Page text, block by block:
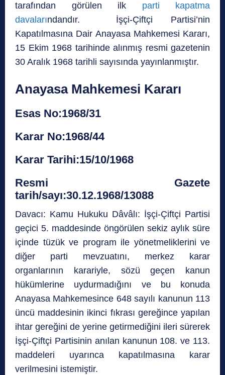
tarafından görülen ilk parti kapatma
davalarındandır. İşçi-Çiftçi Partisi’nin
Kapatılmasına Dair Anayasa Mahkemesi Kararı,
15 Ekim 1968 tarihinde alınmış resmi gazetenin
30 Aralık 1968 tarihli sayısında yayınlanmıştır.
Anayasa Mahkemesi Kararı
Esas No:1968/31
Karar No:1968/44
Karar Tarihi:15/10/1968
Resmi Gazete
tarih/sayı:30.12.1968/13088
Davacı: Kamu Hukuku Dâvâlı: İşçi-Çiftçi Partisi
geçici 5. maddesinde öngörülen sekiz aylık süre
içinde tüzük ve program ile yönetmeliklerini ve
diğer parti mevzuatını, merkez karar
organlarının karariyle, sözü geçen kanun
hükümlerine uydurmadığını ve bu konuda
Anayasa Mahkemesince 648 sayılı kanunun 113
üncü maddesinin ikinci fıkrası gereğince yapılan
ihtar gereğini de yerine getirmediğini ileri sürerek
İşçi-Çiftçi Partisinin anılan kanunun 108. ve 113.
maddeleri uyarınca kapatılmasına karar
verilmesini istemiştir.